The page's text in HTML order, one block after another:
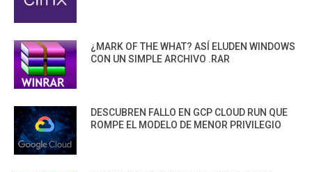
¿MARK OF THE WHAT? ASÍ ELUDEN WINDOWS
CON UN SIMPLE ARCHIVO .RAR
DESCUBREN FALLO EN GCP CLOUD RUN QUE
ROMPE EL MODELO DE MENOR PRIVILEGIO